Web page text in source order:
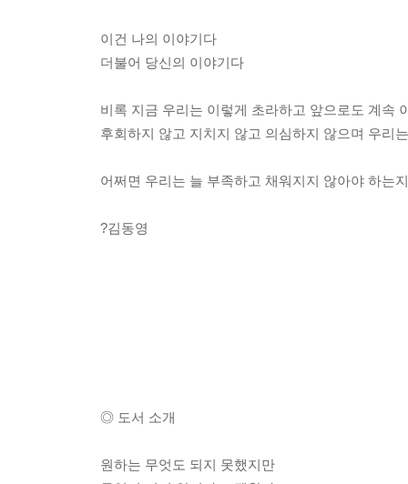
이건 나의 이야기다
더불어 당신의 이야기다
비록 지금 우리는 이렇게 초라하고 앞으로도 계속
후회하지 않고 지치지 않고 의심하지 않으며 우리
어쩌면 우리는 늘 부족하고 채워지지 않아야 하는
?김동영
◎ 도서 소개
원하는 무엇도 되지 못했지만